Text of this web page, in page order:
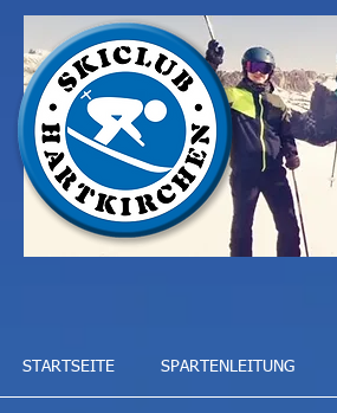
STARTSEITE SPARTENLEITUNG